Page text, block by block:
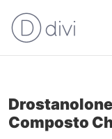
Composto